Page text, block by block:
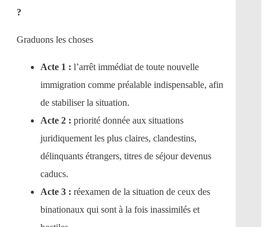
?
Graduons les choses
Acte 1 : l’arrêt immédiat de toute nouvelle
immigration comme préalable indispensable, afin
de stabiliser la situation.
Acte 2 : priorité donnée aux situations
juridiquement les plus claires, clandestins,
délinquants étrangers, titres de séjour devenus
caducs.
Acte 3 : réexamen de la situation de ceux des
binationaux qui sont à la fois inassimilés et